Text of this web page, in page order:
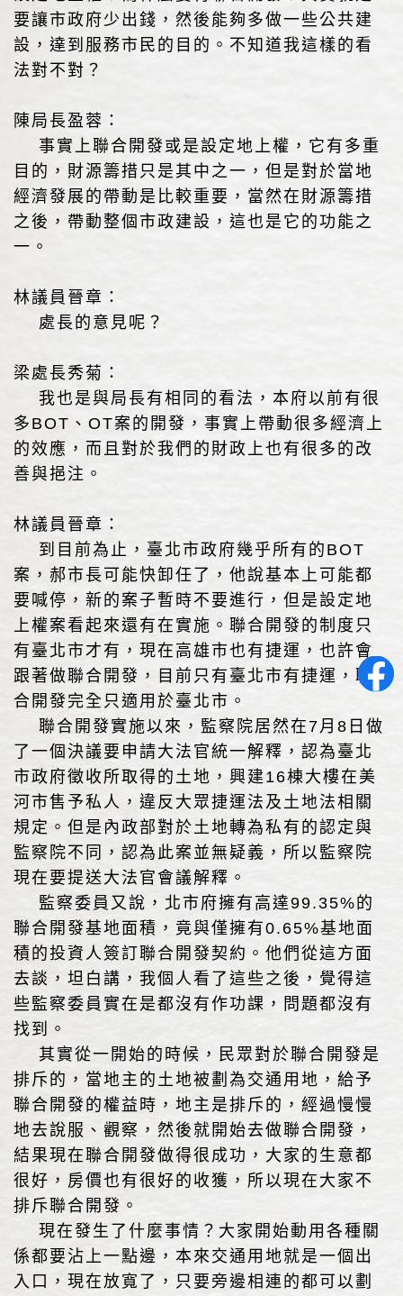
要讓市政府少出錢，然後能夠多做一些公共建
設，達到服務市民的目的。不知道我這樣的看
法對不對？
陳局長盈蓉：
事實上聯合開發或是設定地上權，它有多重
目的，財源籌措只是其中之一，但是對於當地
經濟發展的帶動是比較重要，當然在財源籌措
之後，帶動整個市政建設，這也是它的功能之
一。
林議員晉章：
處長的意見呢？
梁處長秀菊：
我也是與局長有相同的看法，本府以前有很
多BOT、OT案的開發，事實上帶動很多經濟上
的效應，而且對於我們的財政上也有很多的改
善與挹注。
林議員晉章：
到目前為止，臺北市政府幾乎所有的BOT
案，郝市長可能快卸任了，他說基本上可能都
要喊停，新的案子暫時不要進行，但是設定地
上權案看起來還有在實施。聯合開發的制度只
有臺北市才有，現在高雄市也有捷運，也許會
跟著做聯合開發，目前只有臺北市有捷運，聯
合開發完全只適用於臺北市。
聯合開發實施以來，監察院居然在7月8日做
了一個決議要申請大法官統一解釋，認為臺北
市政府徵收所取得的土地，興建16棟大樓在美
河市售予私人，違反大眾捷運法及土地法相關
規定。但是內政部對於土地轉為私有的認定與
監察院不同，認為此案並無疑義，所以監察院
現在要提送大法官會議解釋。
監察委員又說，北市府擁有高達99.35%的
聯合開發基地面積，竟與僅擁有0.65%基地面
積的投資人簽訂聯合開發契約。他們從這方面
去談，坦白講，我個人看了這些之後，覺得這
些監察委員實在是都沒有作功課，問題都沒有
找到。
其實從一開始的時候，民眾對於聯合開發是
排斥的，當地主的土地被劃為交通用地，給予
聯合開發的權益時，地主是排斥的，經過慢慢
地去說服、觀察，然後就開始去做聯合開發，
結果現在聯合開發做得很成功，大家的生意都
很好，房價也有很好的收獲，所以現在大家不
排斥聯合開發。
現在發生了什麼事情？大家開始動用各種關
係都要沾上一點邊，本來交通用地就是一個出
入口，現在放寬了，只要旁邊相連的都可以劃